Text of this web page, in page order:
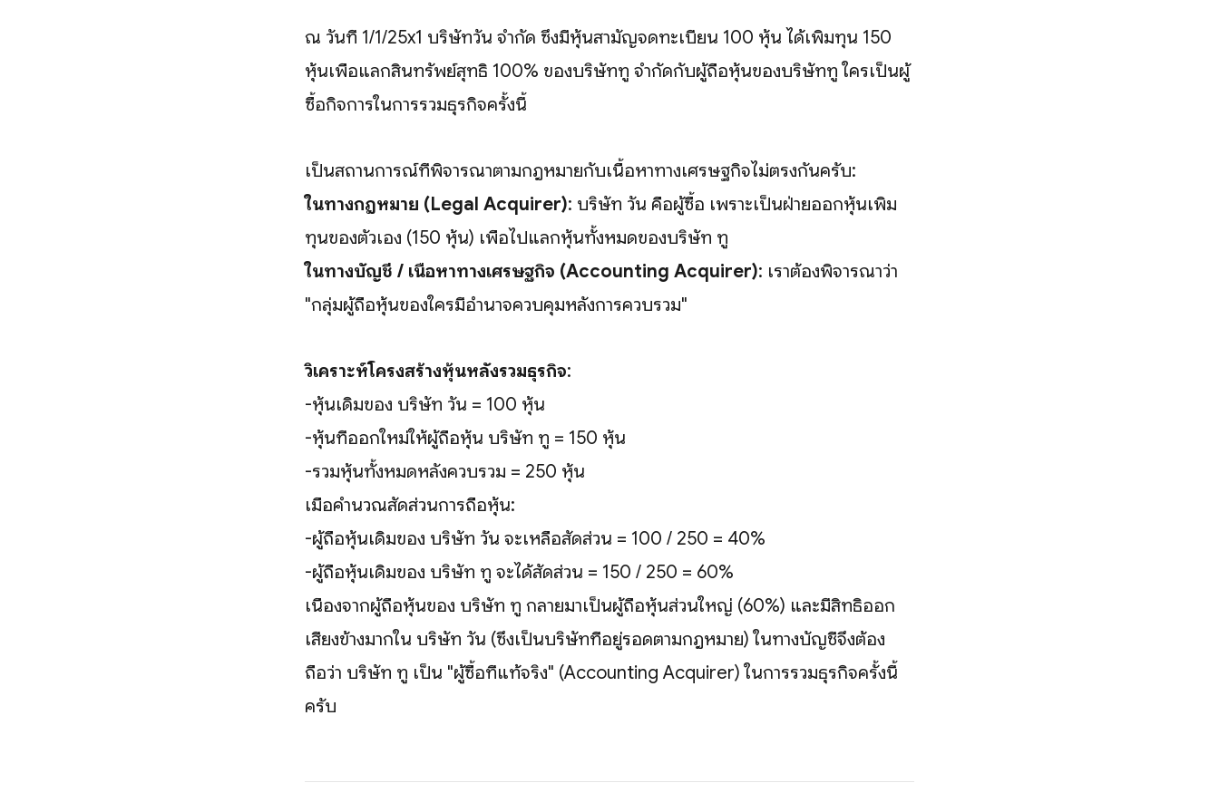
ณ วันที่ 1/1/25x1 บริษัทวัน จำกัด ซึ่งมีหุ้นสามัญจดทะเบียน 100 หุ้น ได้เพิ่มทุน 150
หุ้นเพื่อแลกสินทรัพย์สุทธิ 100% ของบริษัททู จำกัดกับผู้ถือหุ้นของบริษัททู ใครเป็นผู้
ซื้อกิจการในการรวมธุรกิจครั้งนี้
เป็นสถานการณ์ที่พิจารณาตามกฎหมายกับเนื้อหาทางเศรษฐกิจไม่ตรงกันครับ:
ในทางกฎหมาย (Legal Acquirer): บริษัท วัน คือผู้ซื้อ เพราะเป็นฝ่ายออกหุ้นเพิ่ม
ทุนของตัวเอง (150 หุ้น) เพื่อไปแลกหุ้นทั้งหมดของบริษัท ทู
ในทางบัญชี / เนื้อหาทางเศรษฐกิจ (Accounting Acquirer): เราต้องพิจารณาว่า
"กลุ่มผู้ถือหุ้นของใครมีอำนาจควบคุมหลังการควบรวม"
วิเคราะห์โครงสร้างหุ้นหลังรวมธุรกิจ:
-หุ้นเดิมของ บริษัท วัน = 100 หุ้น
-หุ้นที่ออกใหม่ให้ผู้ถือหุ้น บริษัท ทู = 150 หุ้น
-รวมหุ้นทั้งหมดหลังควบรวม = 250 หุ้น
เมื่อคำนวณสัดส่วนการถือหุ้น:
-ผู้ถือหุ้นเดิมของ บริษัท วัน จะเหลือสัดส่วน = 100 / 250 = 40%
-ผู้ถือหุ้นเดิมของ บริษัท ทู จะได้สัดส่วน = 150 / 250 = 60%
เนื่องจากผู้ถือหุ้นของ บริษัท ทู กลายมาเป็นผู้ถือหุ้นส่วนใหญ่ (60%) และมีสิทธิออก
เสียงข้างมากใน บริษัท วัน (ซึ่งเป็นบริษัทที่อยู่รอดตามกฎหมาย) ในทางบัญชีจึงต้อง
ถือว่า บริษัท ทู เป็น "ผู้ซื้อที่แท้จริง" (Accounting Acquirer) ในการรวมธุรกิจครั้งนี้
ครับ